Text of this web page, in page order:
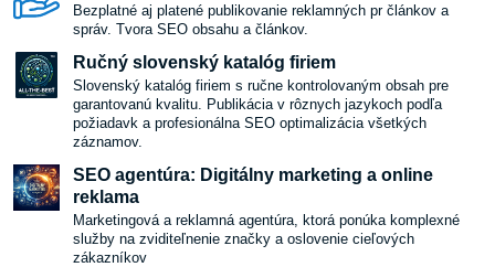
Bezplatné aj platené publikovanie reklamných pr článkov a
správ. Tvora SEO obsahu a článkov.
Ručný slovenský katalóg firiem
Slovenský katalóg firiem s ručne kontrolovaným obsah pre
garantovanú kvalitu. Publikácia v rôznych jazykoch podľa
požiadavk a profesionálna SEO optimalizácia všetkých
záznamov.
SEO agentúra: Digitálny marketing a online
reklama
Marketingová a reklamná agentúra, ktorá ponúka komplexné
služby na zviditeľnenie značky a oslovenie cieľových
zákazníkov